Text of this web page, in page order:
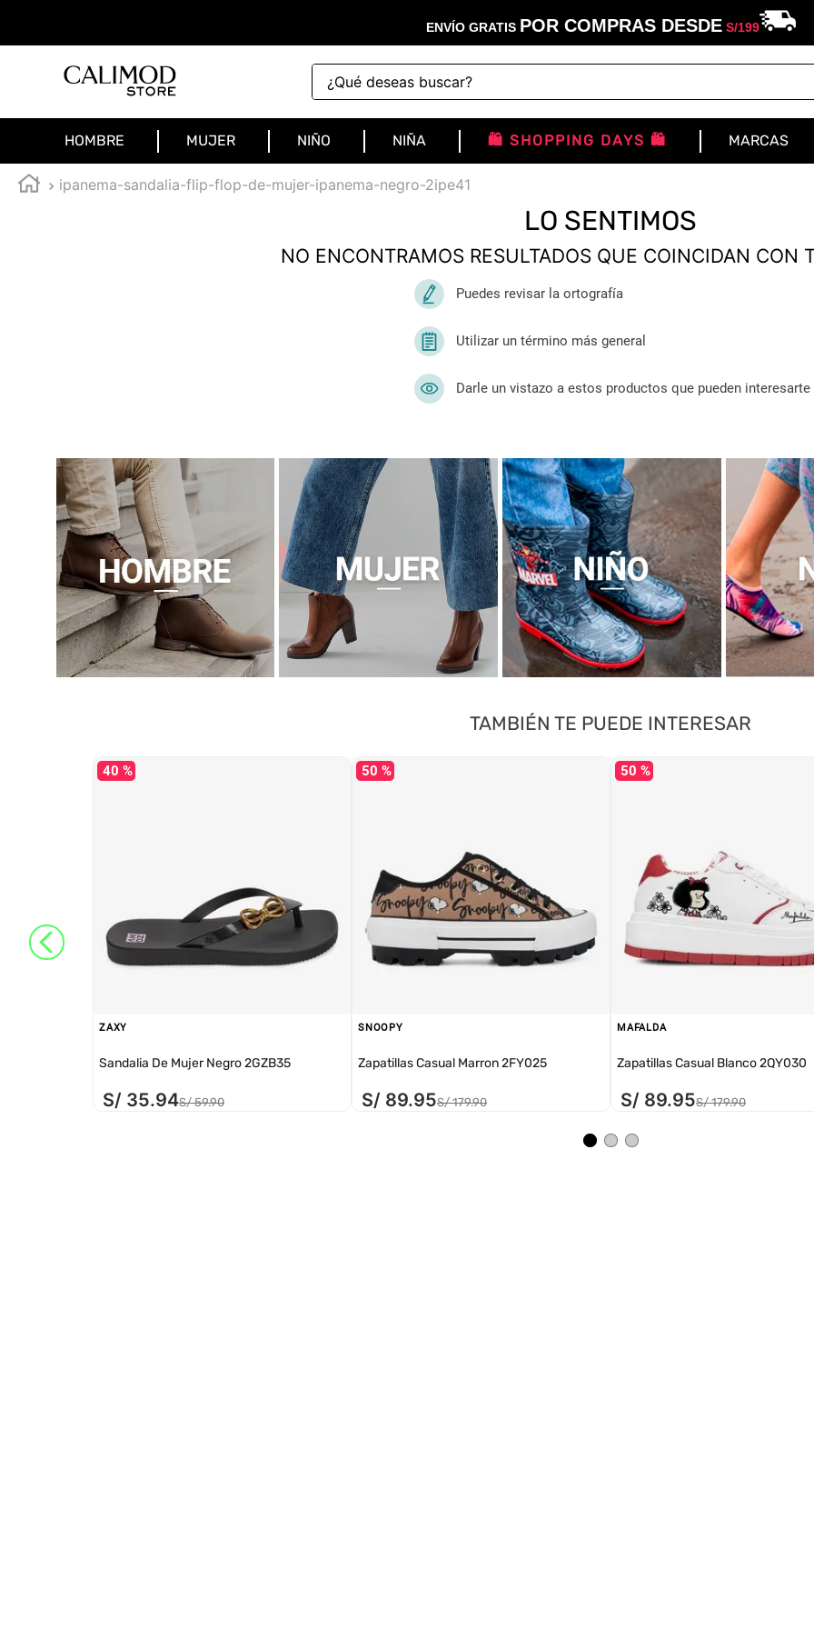
ENVÍO GRATIS POR COMPRAS DESDES/199
¿Qué deseas buscar?
HOMBRE MUJER NIÑO NIÑA 🛍️ SHOPPING DAYS 🛍️ MARCAS
ipanema-sandalia-flip-flop-de-mujer-ipanema-negro-2ipe41
LO SENTIMOS
NO ENCONTRAMOS RESULTADOS QUE COINCIDAN CON
Puedes revisar la ortografía
Utilizar un término más general
Darle un vistazo a estos productos que pueden interesarte
TAMBIÉN TE PUEDE INTERESAR
40 %
ZAXY
Sandalia De Mujer Negro 2GZB35
S/ 35.94S/ 59.90
50 %
SNOOPY
Zapatillas Casual Marron 2FY025
S/ 89.95S/ 179.90
50 %
MAFALDA
Zapatillas Casual Blanco 2QY030
S/ 89.95S/ 179.90